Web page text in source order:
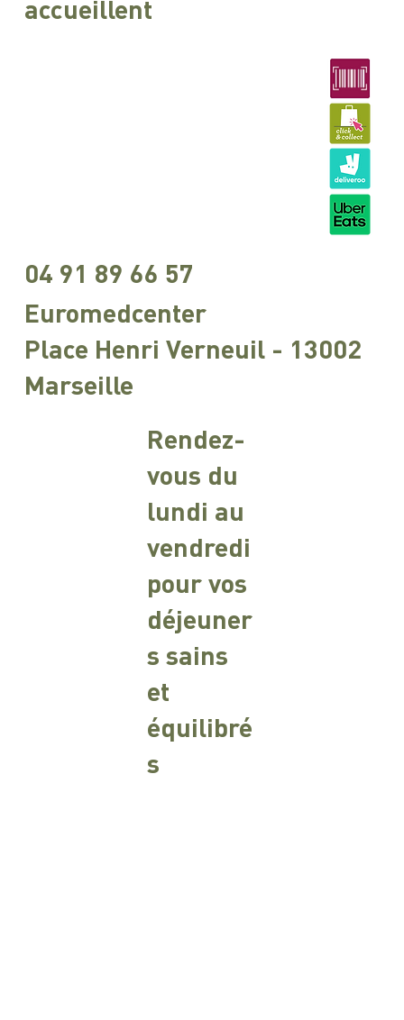
accueillent
Euromedcenter
Place Henri Verneuil - 13002
Marseille
04 91 89 66 57
Rendez-
vous du
lundi au
vendredi
pour vos
déjeuner
s sains
et
équilibré
s